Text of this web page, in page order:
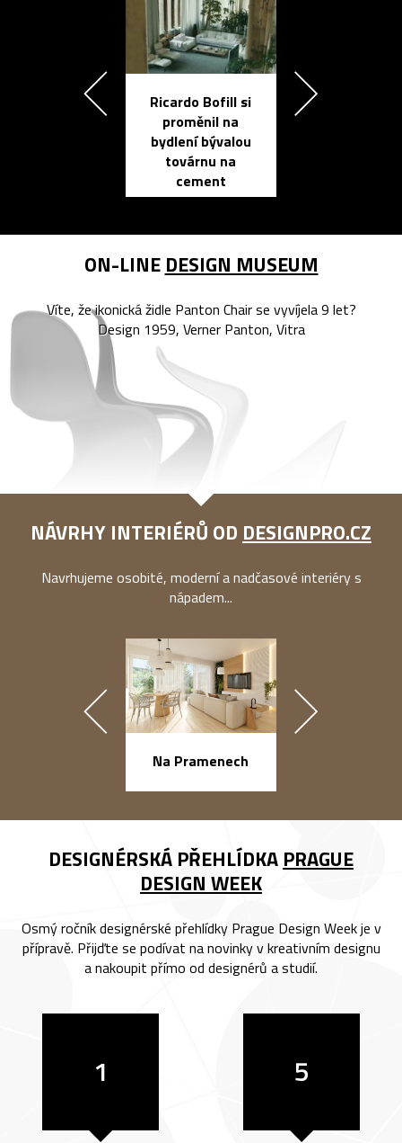
Ricardo Bofill si
proměnil na
bydlení bývalou
továrnu na
cement
ON-LINE DESIGN MUSEUM
Víte, že ikonická židle Panton Chair se vyvíjela 9 let?
Design 1959, Verner Panton, Vitra
NÁVRHY INTERIÉRŮ OD DESIGNPRO.CZ
Navrhujeme osobité, moderní a nadčasové interiéry s
nápadem...
Na Pramenech
DESIGNÉRSKÁ PŘEHLÍDKA PRAGUE
DESIGN WEEK
Osmý ročník designérské přehlídky Prague Design Week je v
přípravě. Přijďte se podívat na novinky v kreativním designu
a nakoupit přímo od designérů a studií.
1 5